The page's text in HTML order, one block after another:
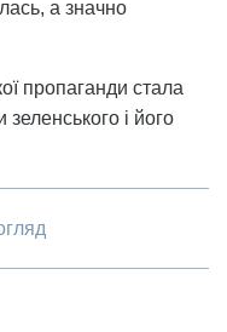
а значно
пропаганди стала
зеленського і його